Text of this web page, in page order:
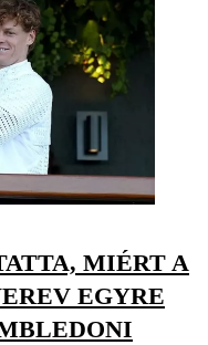
MIÉRT A
EGYRE